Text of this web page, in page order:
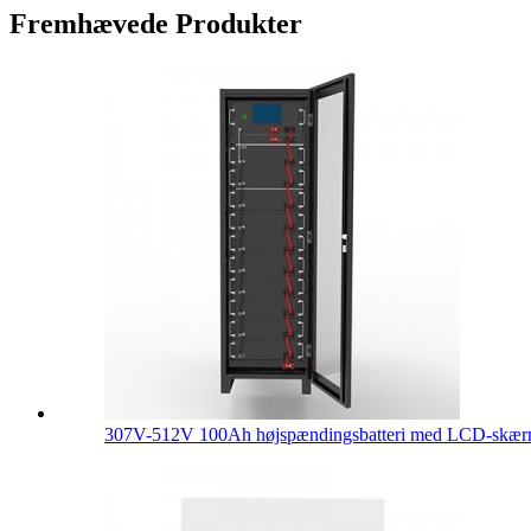
Fremhævede Produkter
307V-512V 100Ah højspændingsbatteri med LCD-